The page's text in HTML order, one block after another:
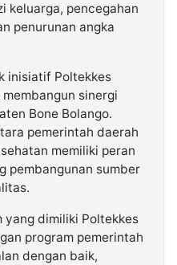
keluarga, pencegahan
penurunan angka
inisiatif Poltekkes
sinergi
Bone Bolango.
pemerintah daerah
memiliki peran
pembangunan sumber
yang dimiliki Poltekkes
program pemerintah
dengan baik,